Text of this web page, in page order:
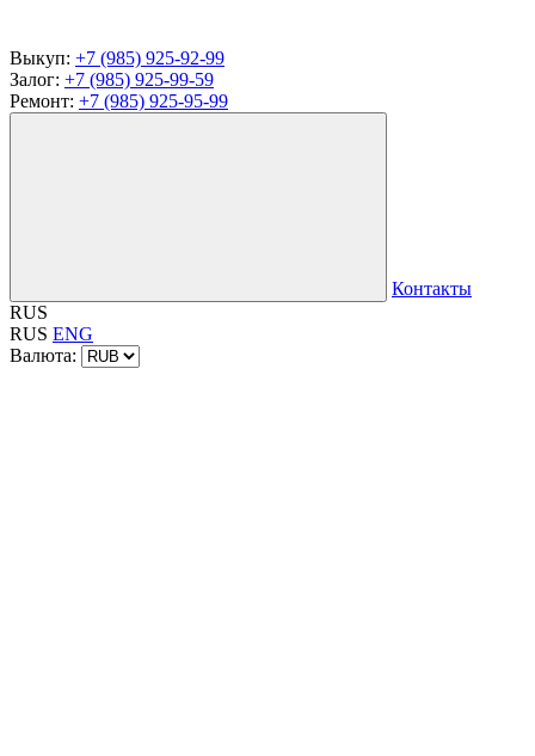
Выкуп: +7 (985) 925-92-99
Залог: +7 (985) 925-99-59
Ремонт: +7 (985) 925-95-99
Контакты
RUS
RUS ENG
Валюта: